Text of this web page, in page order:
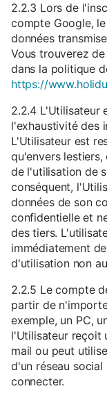
2.2.3 Lors de
compte Google,
données
Vous trouverez
dans la politique
https://
2.2.4 L'Utilisateur
l'exhaustivité des
L'Utilisateur est
qu'envers
de l'utilisation de
conséquent,
données de son
confidentielle et
des tiers.
immédiatement
d'utilisation non
2.2.5 Le compte
partir de
exemple, un PC,
l'Utilisateur reçoit
mail ou peut
d'un réseau
connecter.